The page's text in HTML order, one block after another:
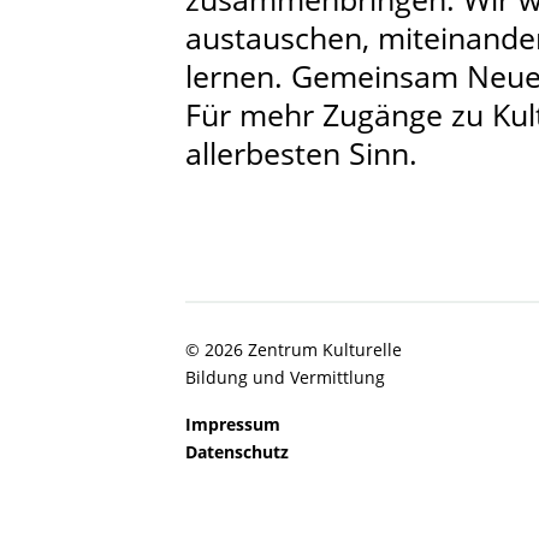
austauschen,
lernen. Gemeinsam
Für mehr Zugänge zu
allerbesten Sinn.
© 2026 Zentrum Kulturelle
Bildung und Vermittlung
Impressum
Datenschutz